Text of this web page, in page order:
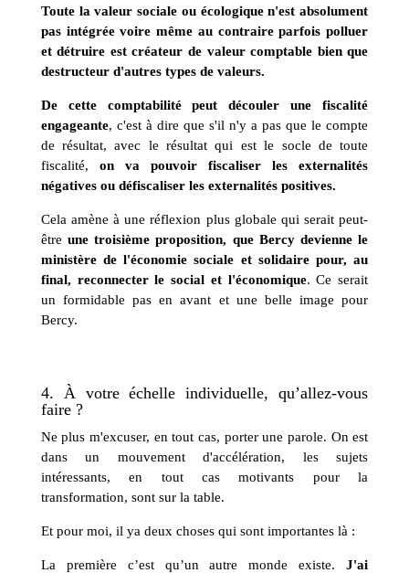
Toute la valeur sociale ou écologique n'est absolument
pas intégrée voire même au contraire parfois polluer
et détruire est créateur de valeur comptable bien que
destructeur d'autres types de valeurs.
De cette comptabilité peut découler une fiscalité
engageante, c'est à dire que s'il n'y a pas que le compte
de résultat, avec le résultat qui est le socle de toute
fiscalité, on va pouvoir fiscaliser les externalités
négatives ou défiscaliser les externalités positives.
Cela amène à une réflexion plus globale qui serait peut-
être une troisième proposition, que Bercy devienne le
ministère de l'économie sociale et solidaire pour, au
final, reconnecter le social et l'économique. Ce serait
un formidable pas en avant et une belle image pour
Bercy.
4. Àvotre échelle individuelle, qu’allez-vous
faire ?
Ne plus m'excuser, en tout cas, porter une parole. On est
dans un mouvement d'accélération, les sujets
intéressants, en tout cas motivants pour la
transformation, sont sur la table.
Et pour moi, il ya deux choses qui sont importantes là :
La première c’est qu’un autre monde existe.J'ai